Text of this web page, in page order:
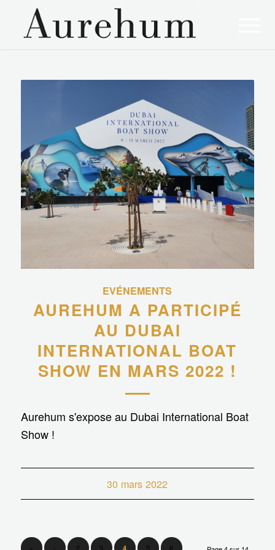
EVÉNEMENTS
AUREHUM A PARTICIPÉ
AU DUBAI
INTERNATIONAL BOAT
SHOW EN MARS 2022 !
Aurehum s'expose au Dubai International Boat
Show !
30 mars 2022
« ‹ 2 3 4 5 6